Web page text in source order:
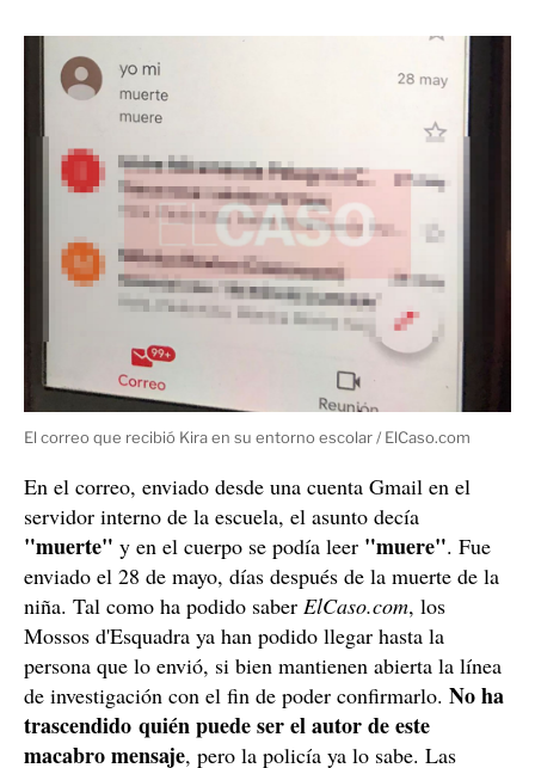
El correo que recibió Kira en su entorno escolar / ElCaso.com
En el correo, enviado desde una cuenta Gmail en el
servidor interno de la escuela, el asunto decía
"muerte" y en el cuerpo se podía leer "muere". Fue
enviado el 28 de mayo, días después de la muerte de la
niña. Tal como ha podido saber ElCaso.com, los
Mossos d'Esquadra ya han podido llegar hasta la
persona que lo envió, si bien mantienen abierta la línea
de investigación con el fin de poder confirmarlo. No ha
trascendido quién puede ser el autor de este
macabro mensaje, pero la policía ya lo sabe. Las